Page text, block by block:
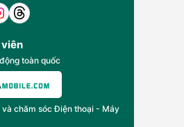
toàn quốc
và chăm sóc Điện thoại - Máy